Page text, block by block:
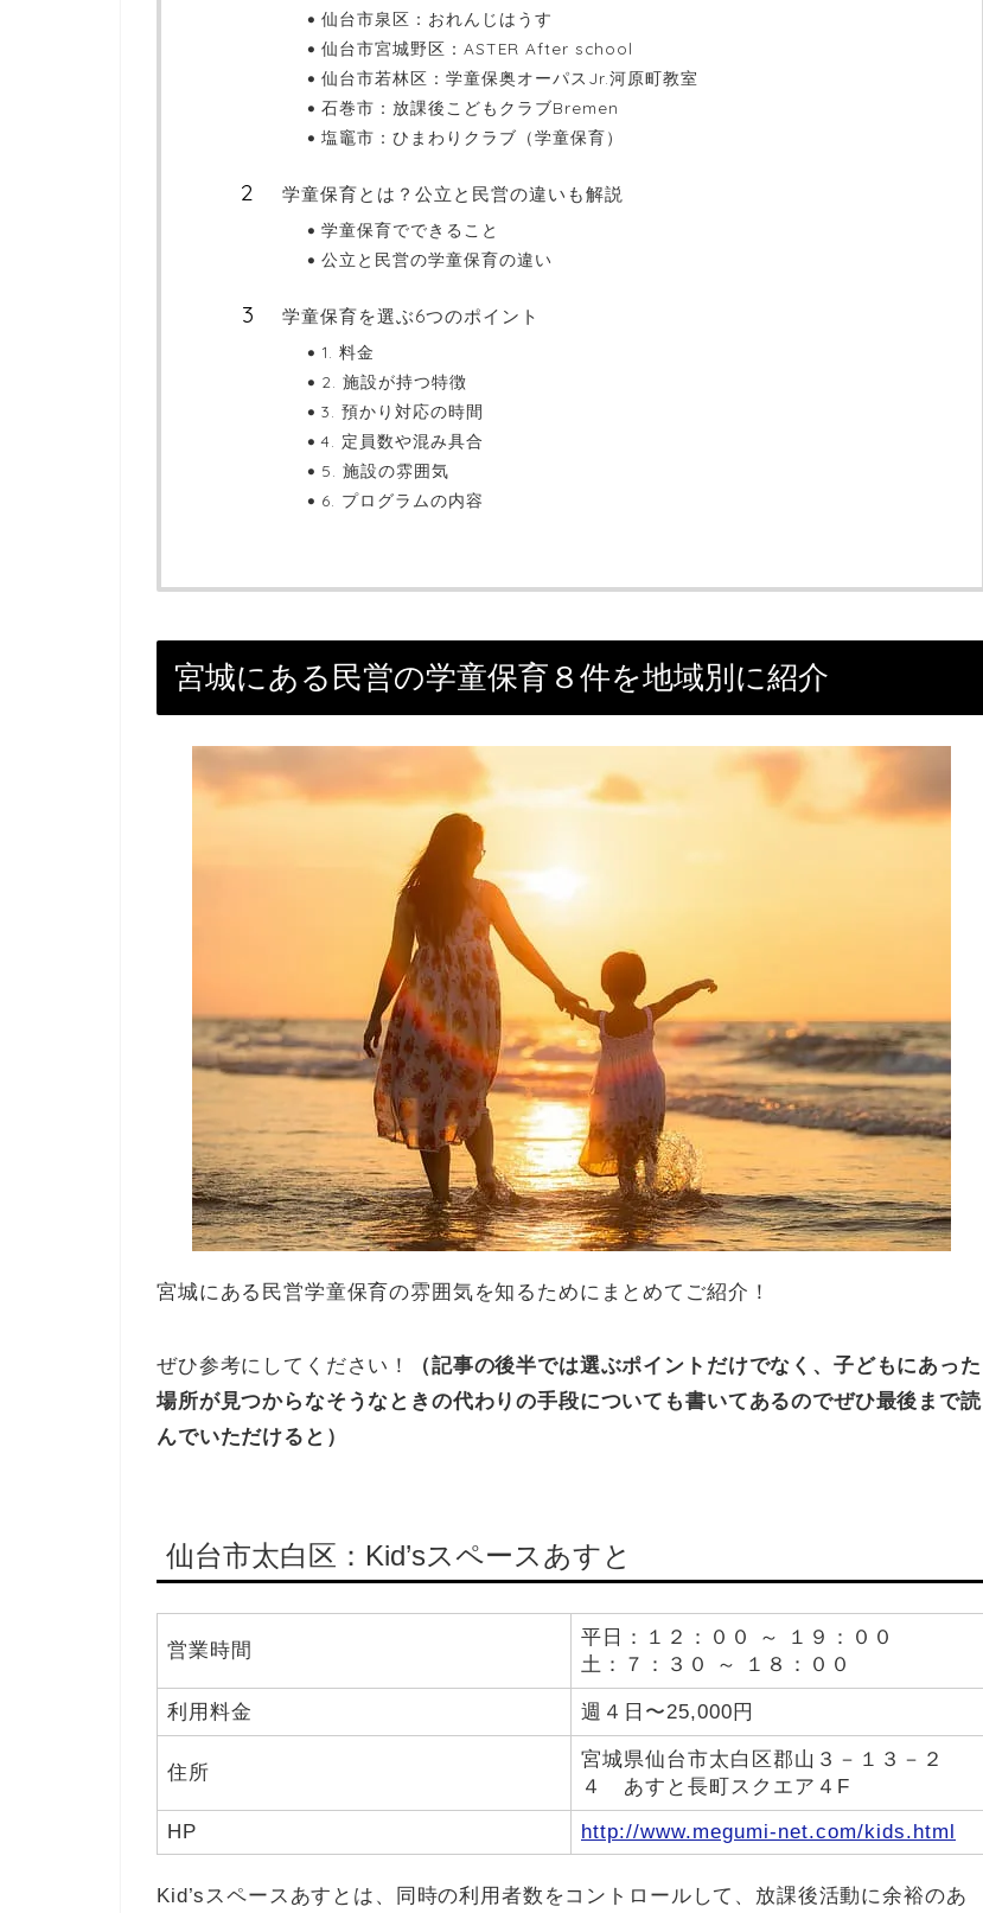
仙台市泉区：おれんじはうす
仙台市宮城野区：ASTER After school
仙台市若林区：学童保奥オーパスJr.河原町教室
石巻市：放課後こどもクラブBremen
塩竈市：ひまわりクラブ（学童保育）
学童保育とは？公立と民営の違いも解説
学童保育でできること
公立と民営の学童保育の違い
学童保育を選ぶ6つのポイント
1. 料金
2. 施設が持つ特徴
3. 預かり対応の時間
4. 定員数や混み具合
5. 施設の雰囲気
6. プログラムの内容
宮城にある民営の学童保育８件を地域別に紹介
宮城にある民営学童保育の雰囲気を知るためにまとめてご紹介！
ぜひ参考にしてください！
（記事の後半では選ぶポイントだけでなく、子どもにあった
場所が見つからなそうなときの代わりの手段についても書いてあるのでぜひ最後まで読
んでいただけると）
仙台市太白区：Kid’sスペースあすと
営業時間
平日：１２：００ ～ １９：００
土：７：３０ ～ １８：００
利用料金 週４日〜25,000円
住所
宮城県仙台市太白区郡山３－１３－２
４ あすと長町スクエア４F
HP
http://www.megumi-net.com/kids.html
Kid’sスペースあすとは、同時の利用者数をコントロールして、放課後活動に余裕のあ